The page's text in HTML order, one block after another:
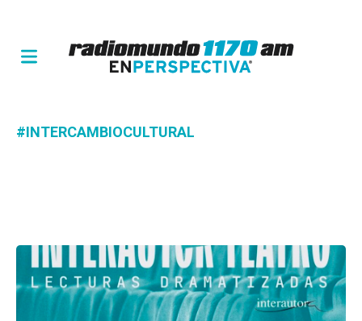
#INTERCAMBIOCULTURAL